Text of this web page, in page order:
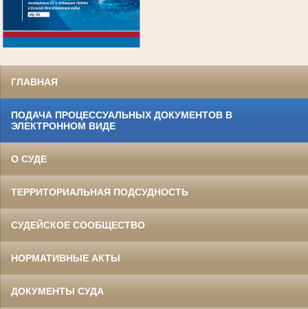
ГЛАВНАЯ
ПОДАЧА ПРОЦЕССУАЛЬНЫХ ДОКУМЕНТОВ В
ЭЛЕКТРОННОМ ВИДЕ
О СУДЕ
ТЕРРИТОРИАЛЬНАЯ ПОДСУДНОСТЬ
СУДЕЙСКОЕ СООБЩЕСТВО
НОРМАТИВНЫЕ АКТЫ
ДОКУМЕНТЫ СУДА